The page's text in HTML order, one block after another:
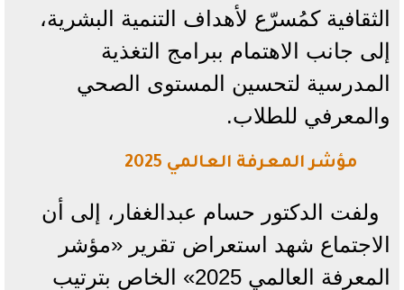
الثقافية كمُسرّع لأهداف التنمية البشرية،
إلى جانب الاهتمام ببرامج التغذية
المدرسية لتحسين المستوى الصحي
والمعرفي للطلاب.
مؤشر المعرفة العالمي 2025
ولفت الدكتور حسام عبدالغفار، إلى أن
الاجتماع شهد استعراض تقرير «مؤشر
المعرفة العالمي 2025» الخاص بترتيب